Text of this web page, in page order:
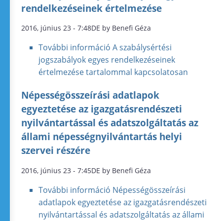
rendelkezéseinek értelmezése
2016, június 23 - 7:48DE by Benefi Géza
További információ A szabálysértési
jogszabályok egyes rendelkezéseinek
értelmezése tartalommal kapcsolatosan
Népességösszeírási adatlapok
egyeztetése az igazgatásrendészeti
nyilvántartással és adatszolgáltatás az
állami népességnyilvántartás helyi
szervei részére
2016, június 23 - 7:45DE by Benefi Géza
További információ Népességösszeírási
adatlapok egyeztetése az igazgatásrendészeti
nyilvántartással és adatszolgáltatás az állami